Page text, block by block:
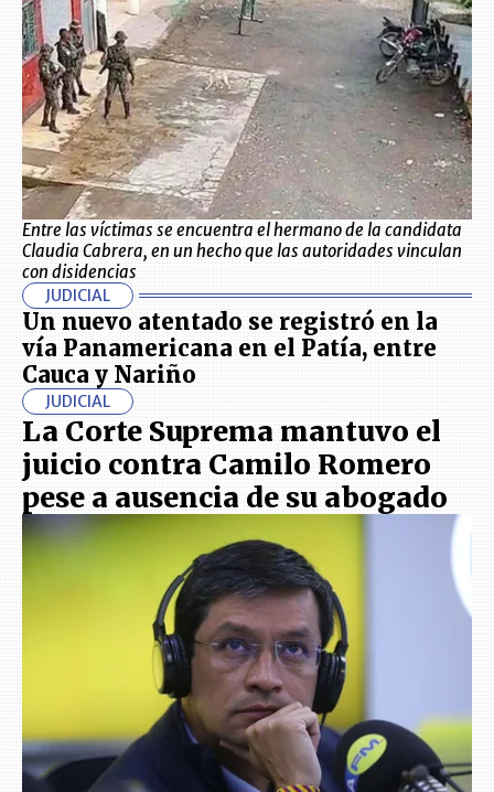
Entre las víctimas se encuentra el hermano de la candidata
Claudia Cabrera, en un hecho que las autoridades vinculan
con disidencias
JUDICIAL
Un nuevo atentado se registró en la
vía Panamericana en el Patía, entre
Cauca y Nariño
JUDICIAL
La Corte Suprema mantuvo el
juicio contra Camilo Romero
pese a ausencia de su abogado